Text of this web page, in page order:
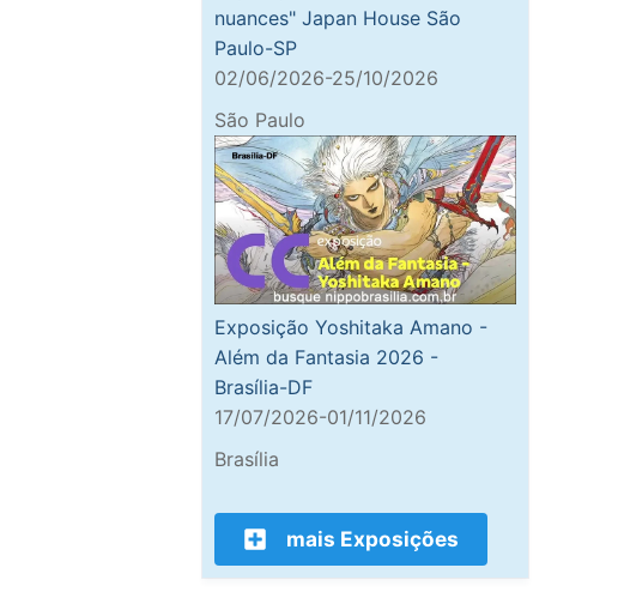
nuances" Japan House São
Paulo-SP
02/06/2026-25/10/2026
São Paulo
Exposição Yoshitaka Amano -
Além da Fantasia 2026 -
Brasília-DF
17/07/2026-01/11/2026
Brasília
mais Exposições